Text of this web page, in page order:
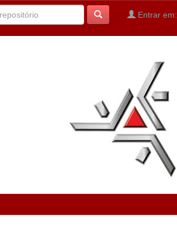
Entrar em: